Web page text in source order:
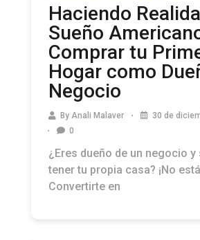
Haciendo
Sueño
Comprar tu
Hogar como
Negocio
By Anali Malaver
30 de
0
¿Eres dueño de un negocio y
tener tu propia casa? ¡No
Convertirte en